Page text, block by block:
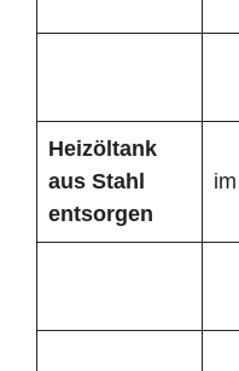
Heizöltank
aus Stahl
entsorgen